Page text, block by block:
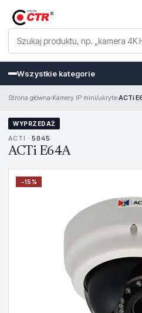
Wszystkie kategorie
Strona główna›Kamery IP mini/ukryte›ACTi
WYPRZEDAŻ
ACTI · 5045
ACTi E64A
−15%